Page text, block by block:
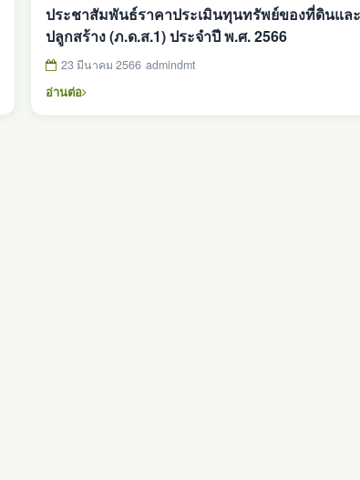
ประชาสัมพันธ์ราคาประเมินทุนทรัพย์ของที่ดินแล
ปลูกสร้าง (ภ.ด.ส.1) ประจำปี พ.ศ. 2566
23 มีนาคม 2566 admindmt
อ่านต่อ